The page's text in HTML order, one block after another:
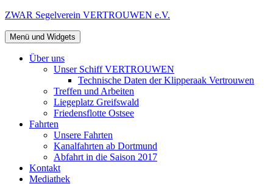
Zum
springen
ZWAR Segelverein VERTROUWEN e.V.
Menü und Widgets
Über uns
Unser Schiff VERTROUWEN
Technische Daten der Klipperaak Vertrouwen
Treffen und Arbeiten
Liegeplatz Greifswald
Friedensflotte Ostsee
Fahrten
Unsere Fahrten
Kanalfahrten ab Dortmund
Abfahrt in die Saison 2017
Kontakt
Mediathek